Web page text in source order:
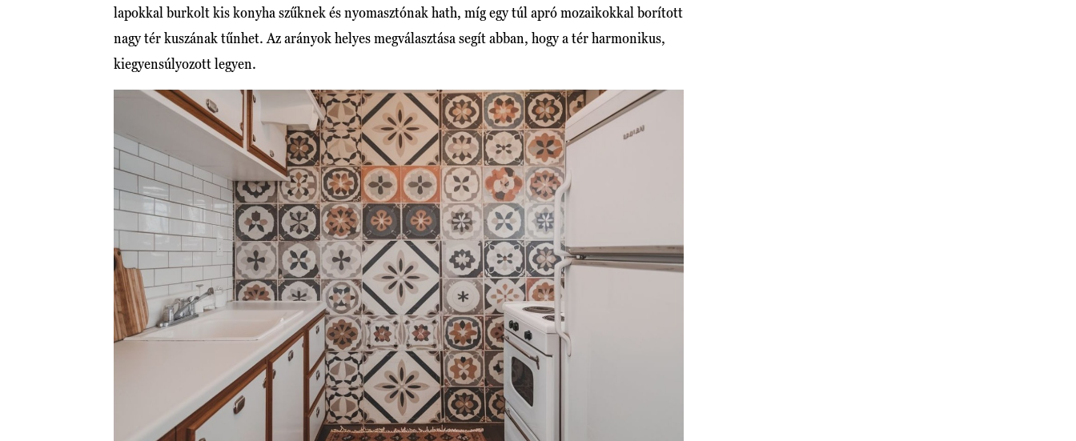
lapokkal burkolt kis konyha szűknek és nyomasztónak hath, míg egy túl apró mozaikokkal borított
nagy tér kuszának tűnhet. Az arányok helyes megválasztása segít abban, hogy a tér harmonikus,
kiegyensúlyozott legyen.